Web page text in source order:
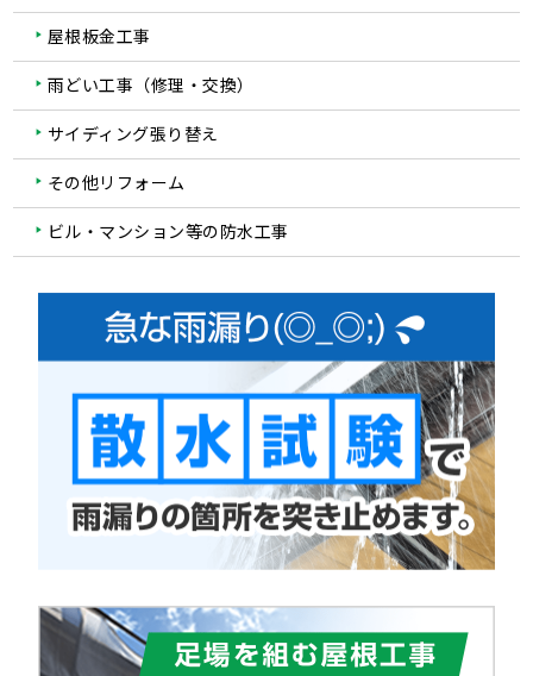
屋根板金工事
雨どい工事（修理・交換）
サイディング張り替え
その他リフォーム
ビル・マンション等の防水工事